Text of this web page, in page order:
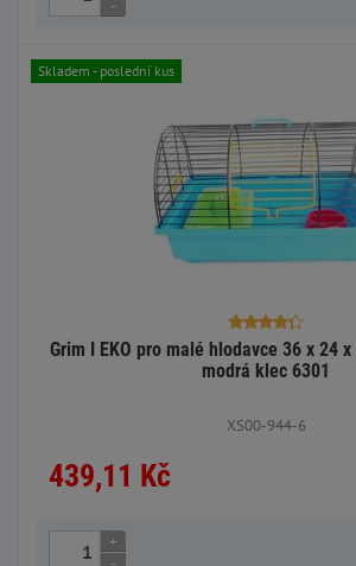
-
Grim I EKO pro malé hlodavce 36 x 24
modrá klec 6301
XS00-944-6
439,11 Kč
Skladem - poslední kus
+